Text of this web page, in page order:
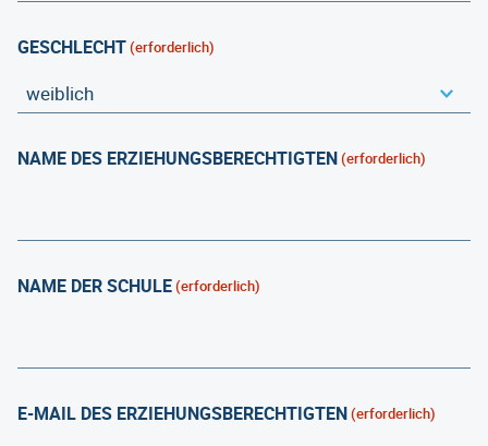
GESCHLECHT(erforderlich)
NAME DES ERZIEHUNGSBERECHTIGTEN(erforderlich)
NAME DER SCHULE(erforderlich)
E-MAIL DES ERZIEHUNGSBERECHTIGTEN(erforderlich)